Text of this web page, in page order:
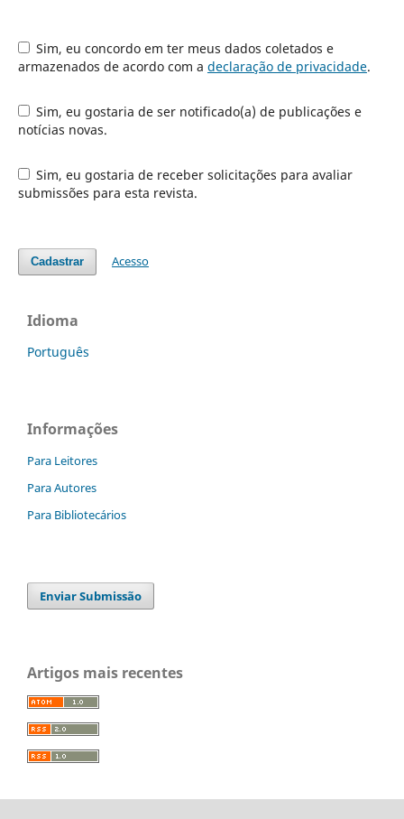
Sim, eu concordo em ter meus dados coletados e
armazenados de acordo com a declaração de privacidade.
Sim, eu gostaria de ser notificado(a) de publicações e
notícias novas.
Sim, eu gostaria de receber solicitações para avaliar
submissões para esta revista.
Cadastrar Acesso
Idioma
Português
Informações
Para Leitores
Para Autores
Para Bibliotecários
Enviar Submissão
Artigos mais recentes